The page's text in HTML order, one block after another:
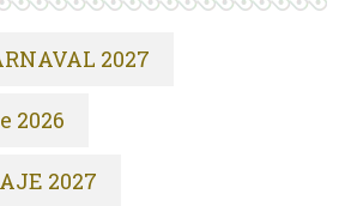
2027
2026
2027